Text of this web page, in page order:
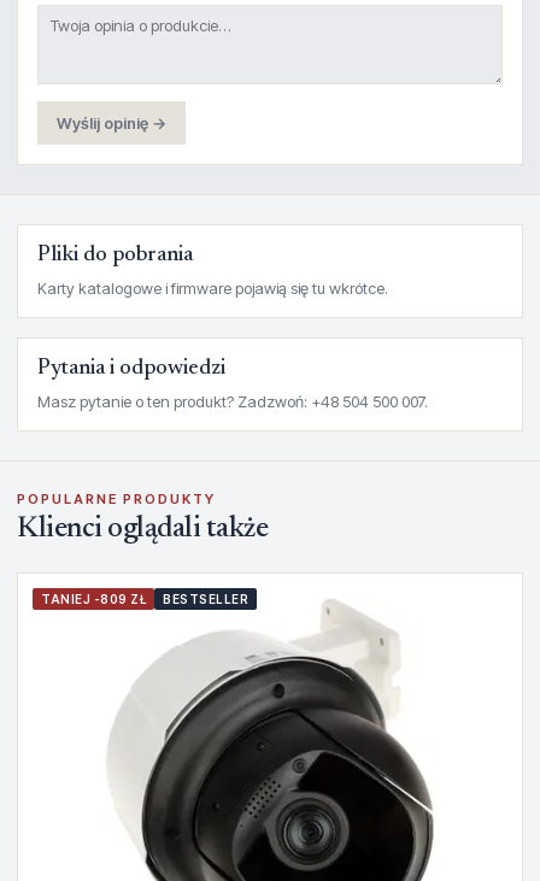
Wyślij opinię →
Pliki do pobrania
Karty katalogowe i firmware pojawią się tu wkrótce.
Pytania i odpowiedzi
Masz pytanie o ten produkt? Zadzwoń: +48 504 500 007.
POPULARNE PRODUKTY
Klienci oglądali także
TANIEJ -809 ZŁ BESTSELLER